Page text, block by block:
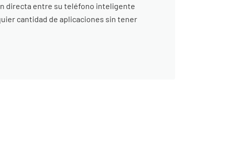
directa entre su teléfono inteligente
cantidad de aplicaciones sin tener